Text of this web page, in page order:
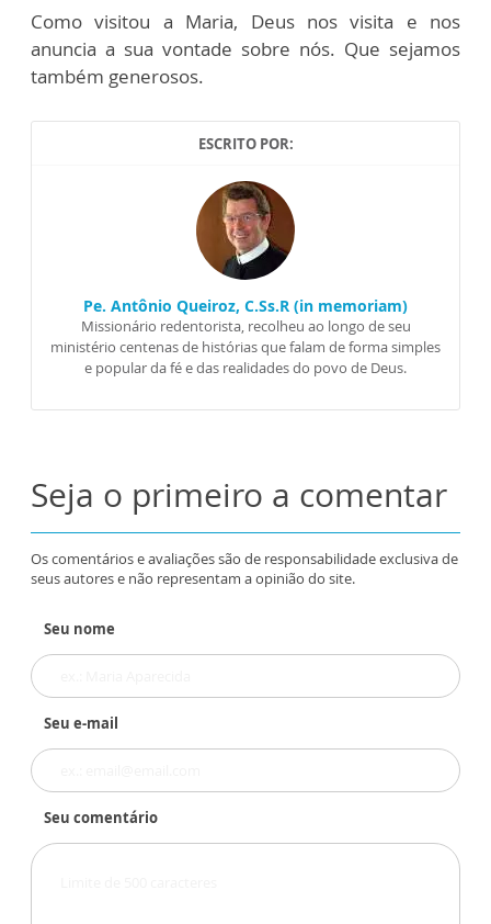
Como visitou a Maria, Deus nos visita e nos
anuncia a sua vontade sobre nós. Que sejamos
também generosos.
ESCRITO POR:
Pe. Antônio Queiroz, C.Ss.R (in memoriam)
Missionário redentorista, recolheu ao longo de seu
ministério centenas de histórias que falam de forma simples
e popular da fé e das realidades do povo de Deus.
Seja o primeiro a comentar
Os comentários e avaliações são de responsabilidade exclusiva de
seus autores e não representam a opinião do site.
Seu nome
Seu e-mail
Seu comentário